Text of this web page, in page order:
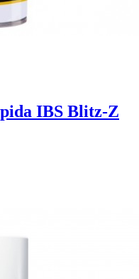
IBS Blitz-Z